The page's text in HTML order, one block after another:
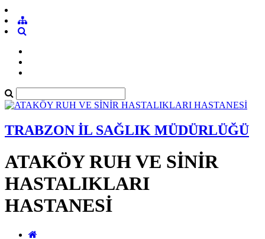
TRABZON İL SAĞLIK MÜDÜRLÜĞÜ
ATAKÖY RUH VE SİNİR
HASTALIKLARI
HASTANESİ